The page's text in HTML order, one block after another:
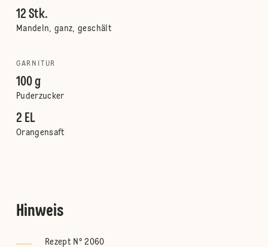
12 Stk.
Mandeln, ganz, geschält
GARNITUR
100 g
Puderzucker
2 EL
Orangensaft
Hinweis
Rezept N° 2060